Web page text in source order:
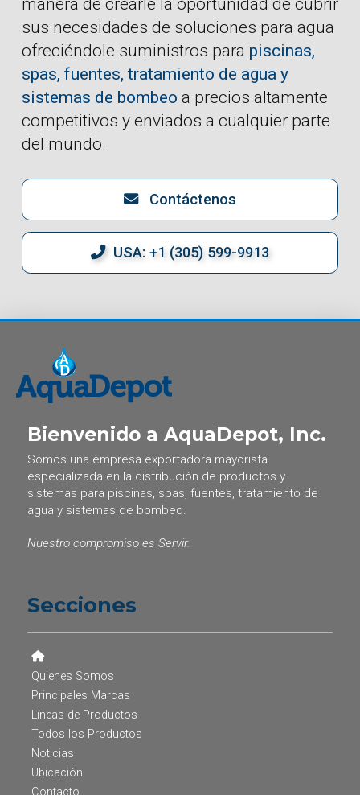
manera de crearle la oportunidad de cubrir
sus necesidades de soluciones para agua
ofreciéndole suministros para piscinas,
spas, fuentes, tratamiento de agua y
sistemas de bombeo a precios altamente
competitivos y enviados a cualquier parte
del mundo.
Contáctenos
USA: +1 (305) 599-9913
Bienvenido a AquaDepot, Inc.
Somos una empresa exportadora mayorista
especializada en la distribución de productos y
sistemas para piscinas, spas, fuentes, tratamiento de
agua y sistemas de bombeo.
Nuestro compromiso es Servir.
Secciones
Quienes Somos
Principales Marcas
Líneas de Productos
Todos los Productos
Noticias
Ubicación
Contacto